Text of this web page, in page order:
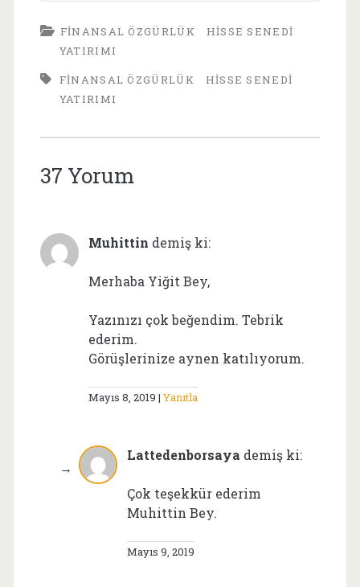
FINANSAL ÖZGÜRLÜK
HISSE SENEDI
YATIRIMI
FINANSAL ÖZGÜRLÜK
HISSE SENEDI
YATIRIMI
37 Yorum
Muhittin demiş ki:
Merhaba Yiğit Bey,
Yazınızı çok beğendim. Tebrik
ederim.
Görüşlerinize aynen katılıyorum.
Mayıs 8, 2019 Yanıtla
Lattedenborsaya demiş ki:
Çok teşekkür ederim
Muhittin Bey.
Mayıs 9, 2019